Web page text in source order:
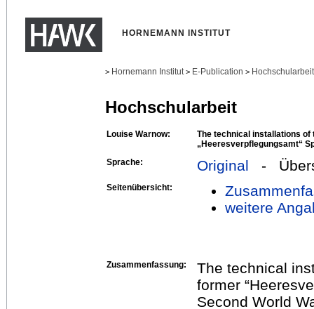
HORNEMANN INSTITUT
> Hornemann Institut > E-Publication >
Hochschularbeit
Louise Warnow:
The technical installations of
„Heeresverpflegungsamt“
Sprache:
Original -
Seitenübersicht:
weitere
Zusammenfassung:
The technical
former
Second World